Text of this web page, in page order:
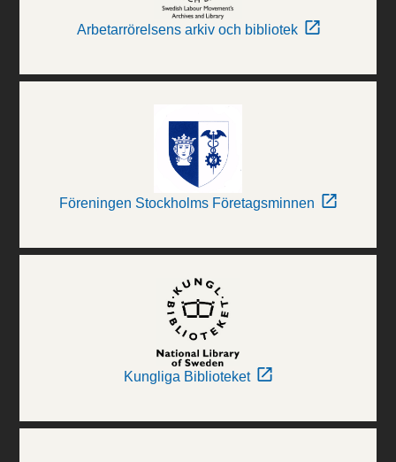
Arbetarrörelsens arkiv och bibliotek
Föreningen Stockholms Företagsminnen
Kungliga Biblioteket